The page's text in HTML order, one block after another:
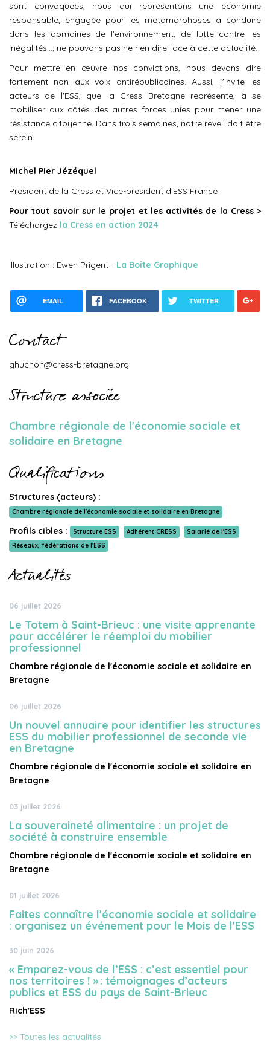
sont convoquées, nous qui représentons une économie
responsable, engagée pour les métamorphoses à conduire
dans les domaines de l’environnement, de lutte contre les
inégalités...; ne pouvons pas ne rien dire face à cette actualité.
Pour mettre en œuvre nos convictions, nous devons dire
fortement non aux voix antirépublicaines. Aussi, j'invite les
acteurs de l'ESS, que la Cress Bretagne représente, à se
mobiliser aux côtés des autres forces unies pour mener une
résistance citoyenne. Dans trois semaines, notre réveil doit être
serein.
Michel Pier Jézéquel
Président de la Cress et Vice-président d'ESS France
Pour tout savoir sur le projet et les activités de la Cress >
Téléchargez la Cress en action 2024
Illustration : Ewen Prigent - La Boîte Graphique
EMAIL FACEBOOK TWITTER
Contact
ghuchon@cress-bretagne.org
Structure associée
Chambre régionale de l'économie sociale et
solidaire en Bretagne
Qualifications
Structures (acteurs) :
Chambre régionale de l'économie sociale et solidaire en Bretagne
Profils cibles : Structure ESS Adhérent CRESS
Salarié de l'ESS
Réseaux, fédérations de l'ESS
Actualités
06 juillet 2026
Le Totem à Saint-Brieuc : une visite apprenante
pour accélérer le réemploi du mobilier
professionnel
Chambre régionale de l'économie sociale et solidaire en
Bretagne
06 juillet 2026
Un nouvel annuaire pour identifier les structures
ESS du mobilier professionnel de seconde vie
en Bretagne
Chambre régionale de l'économie sociale et solidaire en
Bretagne
03 juillet 2026
La souveraineté alimentaire : un projet de
société à construire ensemble
Chambre régionale de l'économie sociale et solidaire en
Bretagne
01 juillet 2026
Faites connaître l'économie sociale et solidaire
: organisez un événement pour le Mois de l'ESS
30 juin 2026
« Emparez-vous de l’ESS : c’est essentiel pour
nos territoires ! » : témoignages d’acteurs
publics et ESS du pays de Saint-Brieuc
Rich'ESS
>> Toutes les actualités